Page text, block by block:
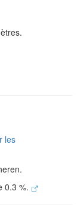
les
0.3 %.